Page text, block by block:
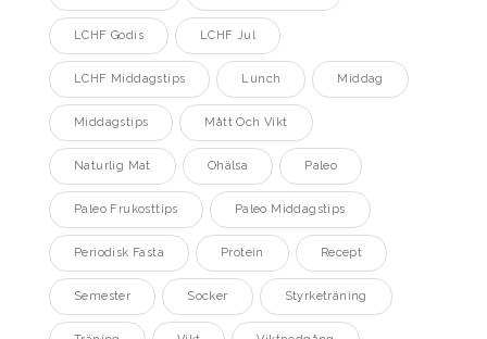
LCHF Godis LCHF Jul
LCHF Middagstips Lunch Middag
Middagstips Mått Och Vikt
Naturlig Mat Ohälsa Paleo
Paleo Frukosttips Paleo Middagstips
Periodisk Fasta Protein Recept
Semester Socker Styrketräning